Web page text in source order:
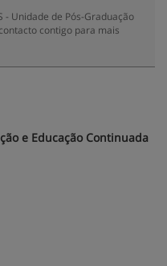
- Unidade de Pós-Graduação
contigo para mais
e Educação Continuada